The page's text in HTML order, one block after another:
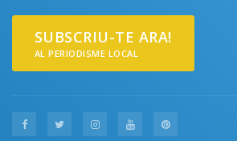
SUBSCRIU-TE ARA!
AL PERIODISME LOCAL